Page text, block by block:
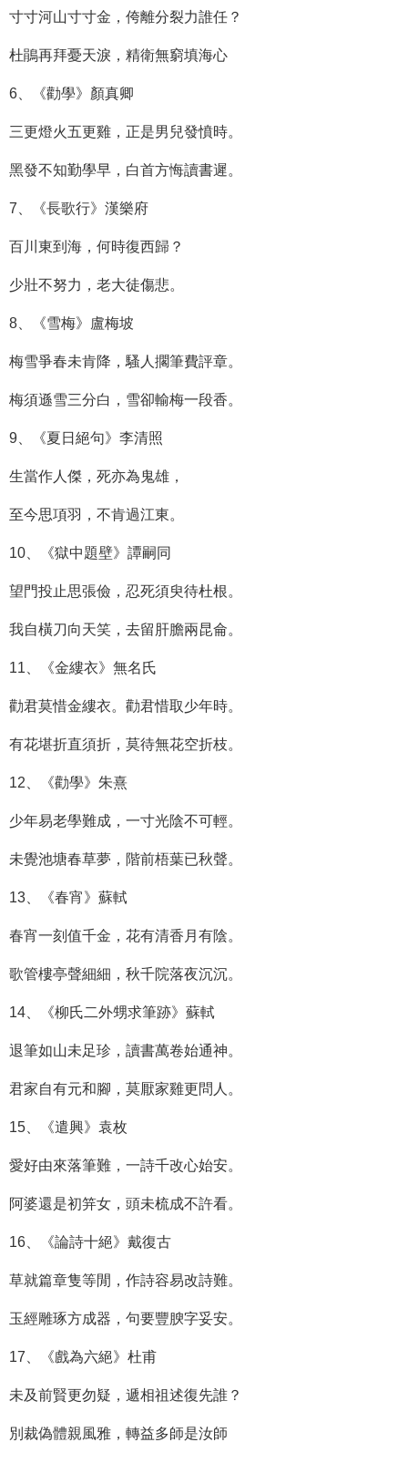
寸寸河山寸寸金，侉離分裂力誰任？
杜鵑再拜憂天淚，精衛無窮填海心
6、《勸學》顏真卿
三更燈火五更雞，正是男兒發憤時。
黑發不知勤學早，白首方悔讀書遲。
7、《長歌行》漢樂府
百川東到海，何時復西歸？
少壯不努力，老大徒傷悲。
8、《雪梅》盧梅坡
梅雪爭春未肯降，騷人擱筆費評章。
梅須遜雪三分白，雪卻輸梅一段香。
9、《夏日絕句》李清照
生當作人傑，死亦為鬼雄，
至今思項羽，不肯過江東。
10、《獄中題壁》譚嗣同
望門投止思張儉，忍死須臾待杜根。
我自橫刀向天笑，去留肝膽兩昆侖。
11、《金縷衣》無名氏
勸君莫惜金縷衣。勸君惜取少年時。
有花堪折直須折，莫待無花空折枝。
12、《勸學》朱熹
少年易老學難成，一寸光陰不可輕。
未覺池塘春草夢，階前梧葉已秋聲。
13、《春宵》蘇軾
春宵一刻值千金，花有清香月有陰。
歌管樓亭聲細細，秋千院落夜沉沉。
14、《柳氏二外甥求筆跡》蘇軾
退筆如山未足珍，讀書萬卷始通神。
君家自有元和腳，莫厭家雞更問人。
15、《遣興》袁枚
愛好由來落筆難，一詩千改心始安。
阿婆還是初笄女，頭未梳成不許看。
16、《論詩十絕》戴復古
草就篇章隻等閒，作詩容易改詩難。
玉經雕琢方成器，句要豐腴字妥安。
17、《戲為六絕》杜甫
未及前賢更勿疑，遞相祖述復先誰？
別裁偽體親風雅，轉益多師是汝師